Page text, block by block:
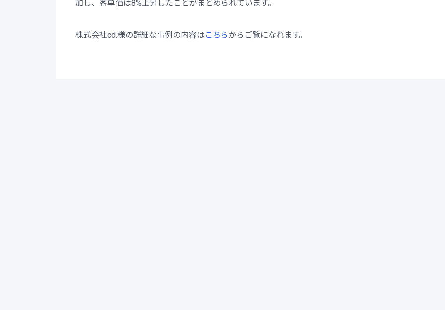
加し、客単価は8%上昇したことがまとめられています。
株式会社cd.様の詳細な事例の内容は こちらからご覧になれます。